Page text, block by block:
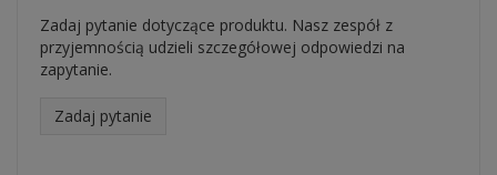
Zadaj pytanie dotyczące produktu. Nasz zespół z
przyjemnością udzieli szczegółowej odpowiedzi na
zapytanie.
Zadaj pytanie